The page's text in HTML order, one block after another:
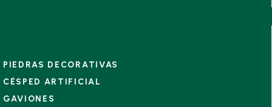
PIEDRAS DECORATIVAS
CÉSPED ARTIFICIAL
GAVIONES